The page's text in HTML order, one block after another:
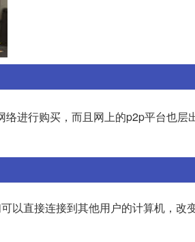
进行购买，而且网上的p2p平台也层
以直接连接到其他用户的计算机，改